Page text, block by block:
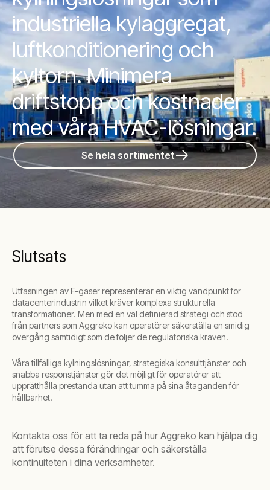
industriella kylaggregat,
luftkonditionering och
kyltorn. Minimera
driftstopp och kostnader
med våra HVAC-lösningar.
Se hela sortimentet
Slutsats
Utfasningen av F-gaser representerar en viktig vändpunkt för
datacenterindustrin vilket kräver komplexa strukturella
transformationer. Men med en väl definierad strategi och stöd
från partners som Aggreko kan operatörer säkerställa en smidig
övergång samtidigt som de följer de regulatoriska kraven.
Våra tillfälliga kylningslösningar, strategiska konsulttjänster och
snabba responstjänster gör det möjligt för operatörer att
upprätthålla prestanda utan att tumma på sina åtaganden för
hållbarhet.
Kontakta oss för att ta reda på hur Aggreko kan hjälpa dig
att förutse dessa förändringar och säkerställa
kontinuiteten i dina verksamheter.